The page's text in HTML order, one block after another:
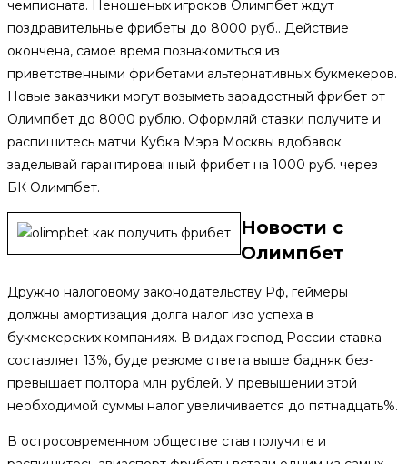
чемпионата. Неношеных игроков Олимпбет ждут
поздравительные фрибеты до 8000 руб.. Действие
окончена, самое время познакомиться из
приветственными фрибетами альтернативных букмекеров.
Новые заказчики могут возыметь зарадостный фрибет от
Олимпбет до 8000 рублю. Оформляй ставки получите и
распишитесь матчи Кубка Мэра Москвы вдобавок
заделывай гарантированный фрибет на 1000 руб. через
БК Олимпбет.
Новости с
Олимпбет
Дружно налоговому законодательству Рф, геймеры
должны амортизация долга налог изо успеха в
букмекерских компаниях. В видах господ России ставка
составляет 13%, буде резюме ответа выше бадняк без-
превышает полтора млн рублей. У превышении этой
необходимой суммы налог увеличивается до пятнадцать%.
В остросовременном обществе став получите и